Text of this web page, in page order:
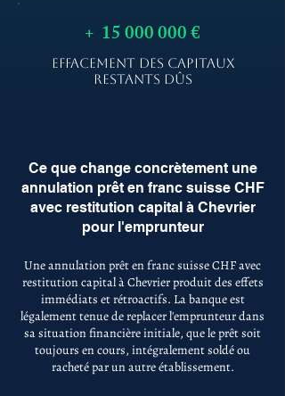
+ 15 000 000€
EFFACEMENT DES CAPITAUX
RESTANTS DÛS
Ce que change concrètement une
annulation prêt en franc suisse CHF
avec restitution capital à Chevrier
pour l'emprunteur
Une annulation prêt en franc suisse CHF avec
restitution capital à Chevrier produit des effets
immédiats et rétroactifs. La banque est
légalement tenue de replacer l'emprunteur dans
sa situation financière initiale, que le prêt soit
toujours en cours, intégralement soldé ou
racheté par un autre établissement.